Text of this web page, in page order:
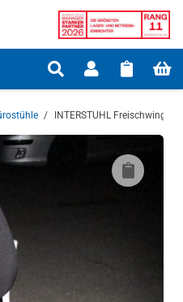
/ INTERSTUHL Freischwinger